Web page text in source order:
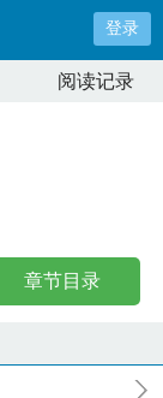
登录
阅读记录
章节目录